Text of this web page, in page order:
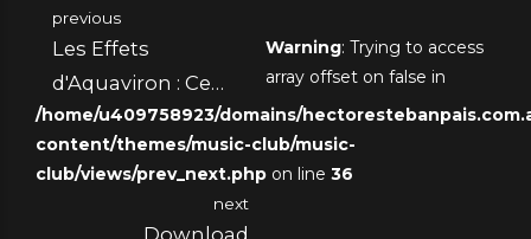
previous
Les Effets
d'Aquaviron : Ce
Que Vous Devez
Savoir
Warning: Trying to access
array offset on false in
/home/u409758923/domains/
content/themes/music-club/music-
club/views/prev_next.php on line 36
next
Download